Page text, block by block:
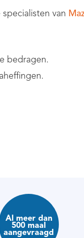
van
bedragen.
Al meer dan
500 maal
aangevraagd